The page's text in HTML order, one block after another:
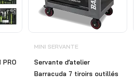
MINI SERVANTE
Servante d’atelier
Barracuda 7 tiroirs outillés